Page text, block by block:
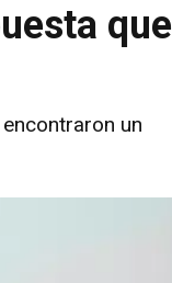
que
un